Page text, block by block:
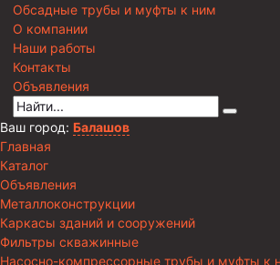
Обсадные трубы и муфты к ним
О компании
Наши работы
Контакты
Объявления
Ваш город: Балашов
Главная
Каталог
Объявления
Металлоконструкции
Каркасы зданий и сооружений
Фильтры скважинные
Насосно-компрессорные трубы и муфты к